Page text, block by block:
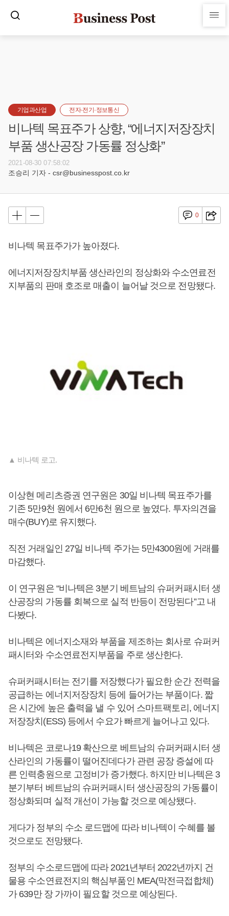
기업과산업 전자·전기·정보통신
비나텍 목표주가 상향, “에너지저장장치
부품 생산공장 가동률 정상화”
2021-08-30 07:58:02
조승리 기자 - csr@businesspost.co.kr
0
비나텍 목표주가가 높아졌다.
에너지저장장치부품 생산라인의 정상화와 수소연료전
지부품의 판매 호조로 매출이 늘어날 것으로 전망됐다.
▲ 비나텍 로고.
이상현 메리츠증권 연구원은 30일 비나텍 목표주가를
기존 5만9천 원에서 6만6천 원으로 높였다. 투자의견을
매수(BUY)로 유지했다.
직전 거래일인 27일 비나텍 주가는 5만4300원에 거래를
마감했다.
이 연구원은 “비나텍은 3분기 베트남의 슈퍼커패시터 생
산공장의 가동률 회복으로 실적 반등이 전망된다”고 내
다봤다.
비나텍은 에너지소재와 부품을 제조하는 회사로 슈퍼커
패시터와 수소연료전지부품을 주로 생산한다.
슈퍼커패시터는 전기를 저장했다가 필요한 순간 전력을
공급하는 에너지저장장치 등에 들어가는 부품이다. 짧
은 시간에 높은 출력을 낼 수 있어 스마트팩토리, 에너지
저장장치(ESS) 등에서 수요가 빠르게 늘어나고 있다.
비나텍은 코로나19 확산으로 베트남의 슈퍼커패시터 생
산라인의 가동률이 떨어진데다가 관련 공장 증설에 따
른 인력충원으로 고정비가 증가했다. 하지만 비나텍은 3
분기부터 베트남의 슈퍼커패시터 생산공장의 가동률이
정상화되며 실적 개선이 가능할 것으로 예상됐다.
게다가 정부의 수소 로드맵에 따라 비나텍이 수혜를 볼
것으로도 전망됐다.
정부의 수소로드맵에 따라 2021년부터 2022년까지 건
물용 수소연료전지의 핵심부품인 MEA(막전극접합체)
가 639만 장 가까이 필요할 것으로 예상된다.